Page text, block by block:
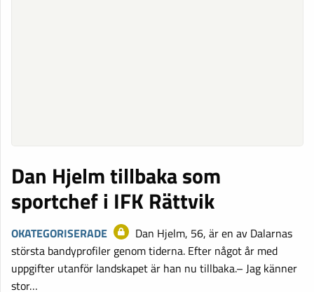
Dan Hjelm tillbaka som
sportchef i IFK Rättvik
OKATEGORISERADE
Dan Hjelm, 56, är en av Dalarnas
största bandyprofiler genom tiderna. Efter något år med
uppgifter utanför landskapet är han nu tillbaka.– Jag känner
stor…